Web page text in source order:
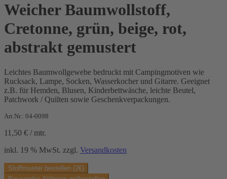
Weicher Baumwollstoff,
Cretonne, grün, beige, rot,
abstrakt gemustert
Leichtes Baumwollgewebe bedruckt mit Campingmotiven wie
Rucksack, Lampe, Socken, Wasserkocher und Gitarre. Geeignet
z.B. für Hemden, Blusen, Kinderbettwäsche, leichte Beutel,
Patchwork / Quilten sowie Geschenkverpackungen.
Art.Nr.: 04-0098
11,50 € / mtr.
inkl. 19 % MwSt. zzgl. Versandkosten
Stoffmuster bestellen (2€)